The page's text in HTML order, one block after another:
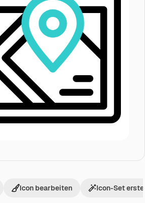
Icon bearbeiten Icon-Set